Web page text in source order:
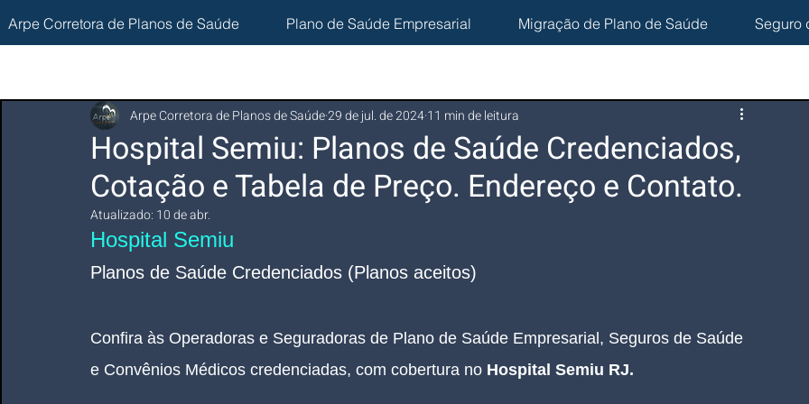
Arpe Corretora de Planos de Saúde Plano de Saúde Empresarial Migração de Plano de Saúde Seguro
Hospital Semiu: Planos de Saúde Credenciados,
Cotação e Tabela de Preço. Endereço e Contato.
Arpe Corretora de Planos de Saúde29 de jul. de 202411 min de leitura
Atualizado: 10 de abr.
Hospital Semiu
Planos de Saúde Credenciados (Planos aceitos)
Confira às Operadoras e Seguradoras de Plano de Saúde Empresarial, Seguros de Saúde
e Convênios Médicos credenciadas, com cobertura no Hospital Semiu RJ.